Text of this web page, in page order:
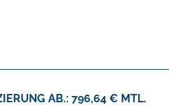
AB.: 796,64 € MTL.